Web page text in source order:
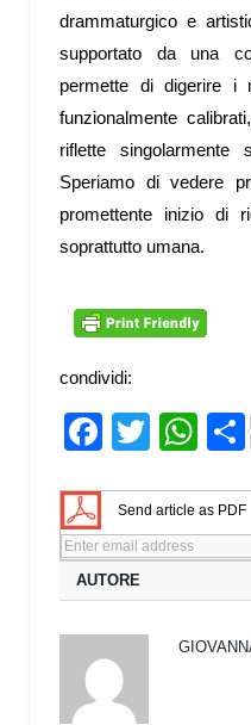
drammaturgico e
supportato da una
permette di digerire i
funzionalmente
riflette singolarmente
Speriamo di vedere
promettente inizio di
soprattutto umana.
condividi:
Facebook
Twitter
Send article as PDF
AUTORE